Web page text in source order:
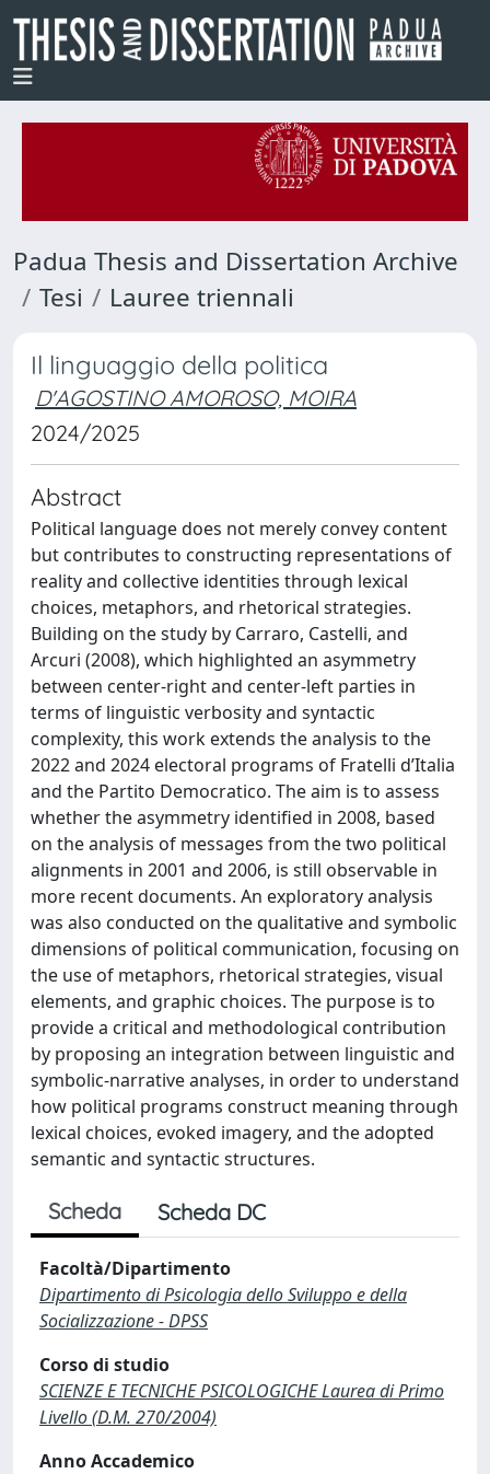
Padua Thesis and Dissertation Archive
Tesi
Lauree triennali
Il linguaggio della politica
D'AGOSTINO AMOROSO, MOIRA
2024/2025
Abstract
Political language does not merely convey content
but contributes to constructing representations of
reality and collective identities through lexical
choices, metaphors, and rhetorical strategies.
Building on the study by Carraro, Castelli, and
Arcuri (2008), which highlighted an asymmetry
between center-right and center-left parties in
terms of linguistic verbosity and syntactic
complexity, this work extends the analysis to the
2022 and 2024 electoral programs of Fratelli d’Italia
and the Partito Democratico. The aim is to assess
whether the asymmetry identified in 2008, based
on the analysis of messages from the two political
alignments in 2001 and 2006, is still observable in
more recent documents. An exploratory analysis
was also conducted on the qualitative and symbolic
dimensions of political communication, focusing on
the use of metaphors, rhetorical strategies, visual
elements, and graphic choices. The purpose is to
provide a critical and methodological contribution
by proposing an integration between linguistic and
symbolic-narrative analyses, in order to understand
how political programs construct meaning through
lexical choices, evoked imagery, and the adopted
semantic and syntactic structures.
Scheda Scheda DC
Facoltà/Dipartimento
Dipartimento di Psicologia dello Sviluppo e della
Socializzazione - DPSS
Corso di studio
SCIENZE E TECNICHE PSICOLOGICHE Laurea di Primo
Livello (D.M. 270/2004)
Anno Accademico